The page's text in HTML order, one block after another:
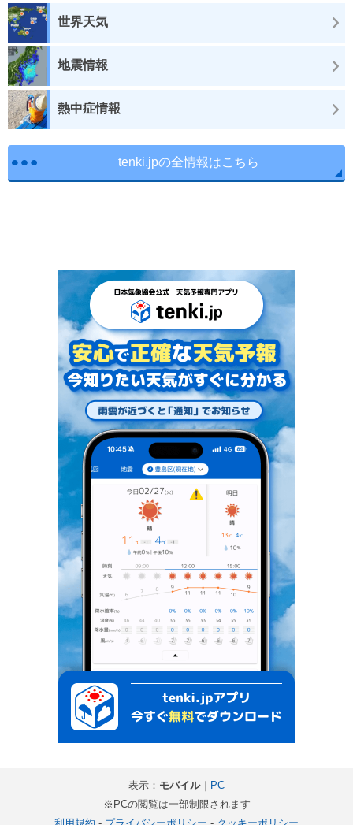
世界天気
地震情報
熱中症情報
tenki.jpの全情報はこちら
表示： モバイル｜
PC
※PCの閲覧は一部制限されます